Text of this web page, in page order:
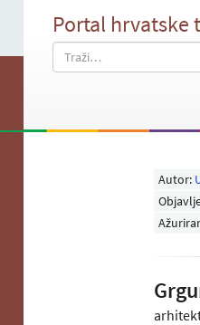
Portal hrvatske
Autor: